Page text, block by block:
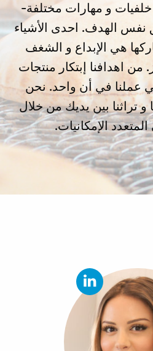
و مهارات مختلفة-
نفس الهدف. احدى الأشياء
هي الإبداع و الشغف
من اهدافنا إبتكار منتجات
عملنا في أن واحد. نحن
تراثنا بين يديك من خلال
الإمكانيات.